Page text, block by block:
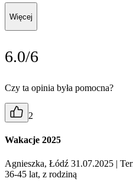
Więcej
6.0/6
Czy ta opinia była pomocna?
2
Wakacje 2025
Agnieszka, Łódź 31.07.2025 |
36-45 lat, z rodziną